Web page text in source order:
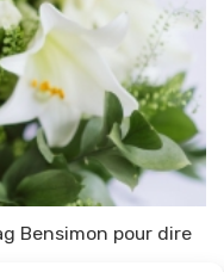
Bensimon pour dire